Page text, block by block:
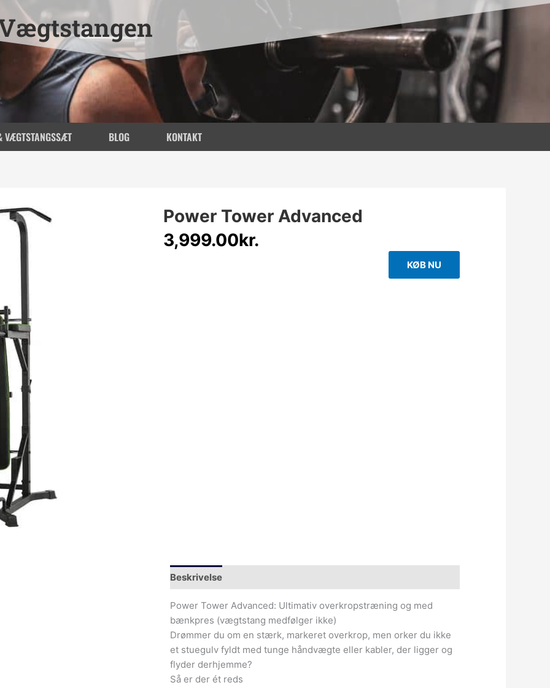
VÆGTSTANGSSÆT BLOG KONTAKT
Power Tower Advanced
3,999.00kr.
KØB NU
Beskrivelse
Power Tower Advanced: Ultimativ overkropstræning og med
bænkpres (vægtstang medfølger ikke)
Drømmer du om en stærk, markeret overkrop, men orker du ikke
et stuegulv fyldt med tunge håndvægte eller kabler, der ligger og
flyder derhjemme?
Så er der ét reds